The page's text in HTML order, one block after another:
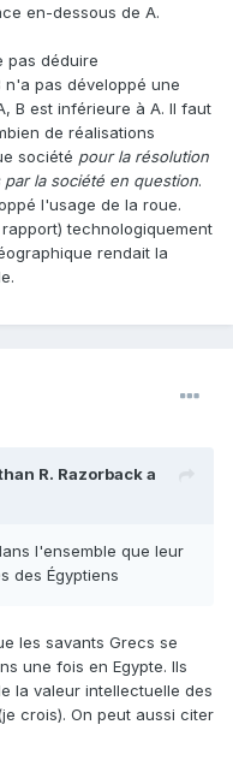
en-dessous de A.
pas déduire
n'a pas développé une
B est inférieure à A. Il faut
de réalisations
société pour la résolution
la société en question.
l'usage de la roue.
technologiquement
rendait la
R. Razorbacka
l'ensemble que leur
des Égyptiens
les savants Grecs se
une fois en Egypte. Ils
la valeur intellectuelle des
crois). On peut aussi citer